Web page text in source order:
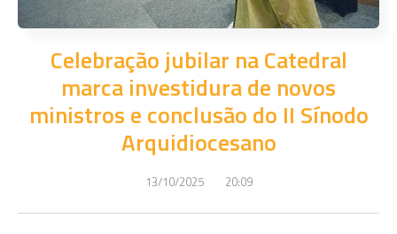
Celebração jubilar na Catedral
marca investidura de novos
ministros e conclusão do II Sínodo
Arquidiocesano
13/10/2025 20:09